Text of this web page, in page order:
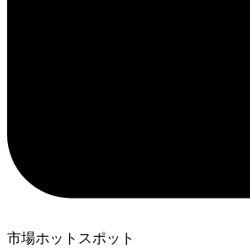
市場ホットスポット